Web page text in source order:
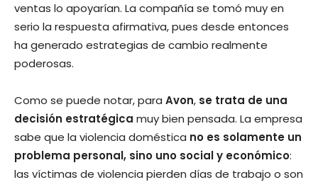
ventas lo apoyarían. La compañía se tomó muy en
serio la respuesta afirmativa, pues desde entonces
ha generado estrategias de cambio realmente
poderosas.
Como se puede notar, para Avon, se trata de una
decisión estratégica muy bien pensada. La empresa
sabe que la violencia doméstica no es solamente un
problema personal, sino uno social y económico:
las víctimas de violencia pierden días de trabajo o son